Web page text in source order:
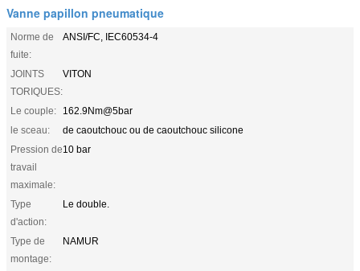
Vanne papillon pneumatique
Norme de
fuite:
ANSI/FC, IEC60534-4
JOINTS
TORIQUES:
VITON
Le couple:
162.9Nm@5bar
le sceau:
de caoutchouc ou de caoutchouc silicone
Pression de
travail
maximale:
10 bar
Type
d'action:
Le double.
Type de
montage:
NAMUR